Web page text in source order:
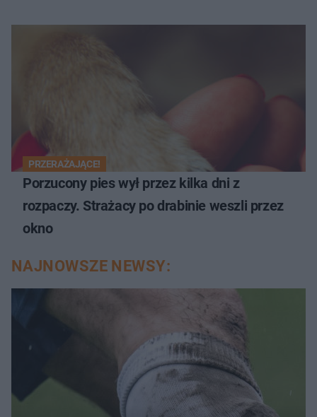
PRZERAŻAJĄCE!
Porzucony pies wył przez kilka dni z
rozpaczy. Strażacy po drabinie weszli przez
okno
NAJNOWSZE NEWSY: